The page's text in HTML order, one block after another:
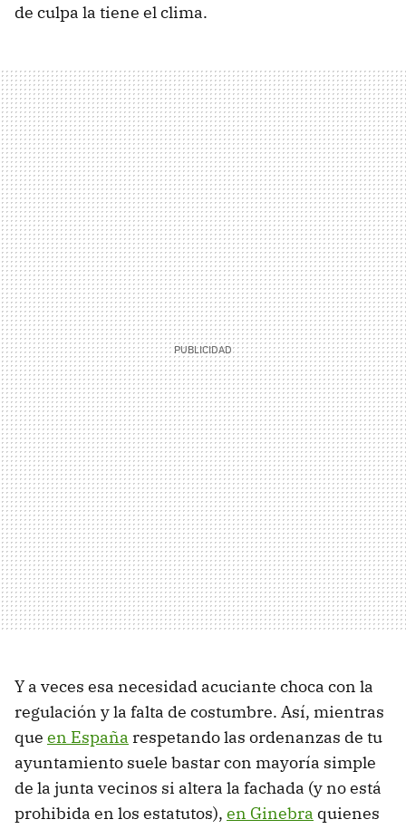
de culpa la tiene el clima.
Y a veces esa necesidad acuciante choca con la
regulación y la falta de costumbre. Así, mientras
que en España respetando las ordenanzas de tu
ayuntamiento suele bastar con mayoría simple
de la junta vecinos si altera la fachada (y no está
prohibida en los estatutos), en Ginebra quienes